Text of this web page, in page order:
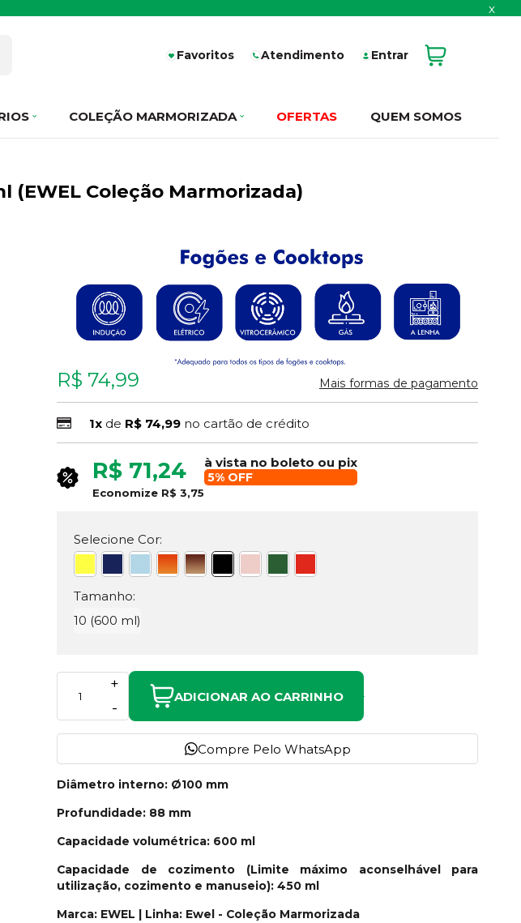
x
Favoritos Atendimento Entrar
COLEÇÃO MARMORIZADA OFERTAS QUEM SOMOS
(EWEL Coleção Marmorizada)
R$ 74,99 Mais formas de pagamento
1x de R$ 74,99 no cartão de crédito
R$ 71,24 à vista no boleto ou pix
5% OFF
Economize R$ 3,75
Selecione Cor:
Tamanho:
10 (600 ml)
-
+
ADICIONAR AO CARRINHO
Compre Pelo WhatsApp
Diâmetro interno: Ø100 mm
Profundidade: 88 mm
Capacidade volumétrica: 600 ml
Capacidade de cozimento (Limite máximo aconselhável para
utilização, cozimento e manuseio): 450 ml
Marca: EWEL | Linha: Ewel - Coleção Marmorizada